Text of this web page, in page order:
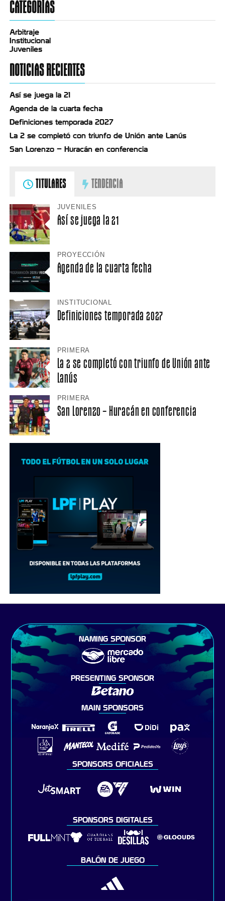
CATEGORÍAS
Arbitraje
Institucional
Juveniles
NOTICIAS RECIENTES
Así se juega la 21
Agenda de la cuarta fecha
Definiciones temporada 2027
La 2 se completó con triunfo de Unión ante Lanús
San Lorenzo – Huracán en conferencia
TITULARES TENDENCIA
JUVENILES
Así se juega la 21
PROYECCIÓN
Agenda de la cuarta fecha
INSTITUCIONAL
Definiciones temporada 2027
PRIMERA
La 2 se completó con triunfo de Unión ante
Lanús
PRIMERA
San Lorenzo – Huracán en conferencia
NAMING SPONSOR
PRESENTING SPONSOR
MAIN SPONSORS
SPONSORS OFICIALES
SPONSORS DIGITALES
BALÓN DE JUEGO